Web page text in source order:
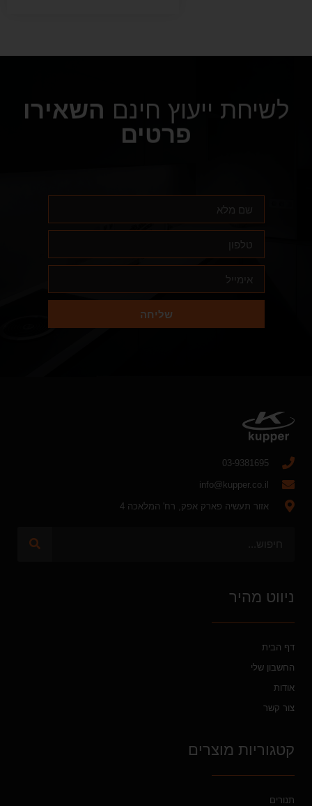
לשיחת ייעוץ חינם השאירו
פרטים
שליחה
03-9381695
info@kupper.co.il
אזור תעשיה פארק אפק, רח' המלאכה 4
ניווט מהיר
דף הבית
החשבון שלי
אודות
צור קשר
קטגוריות מוצרים
תנורים